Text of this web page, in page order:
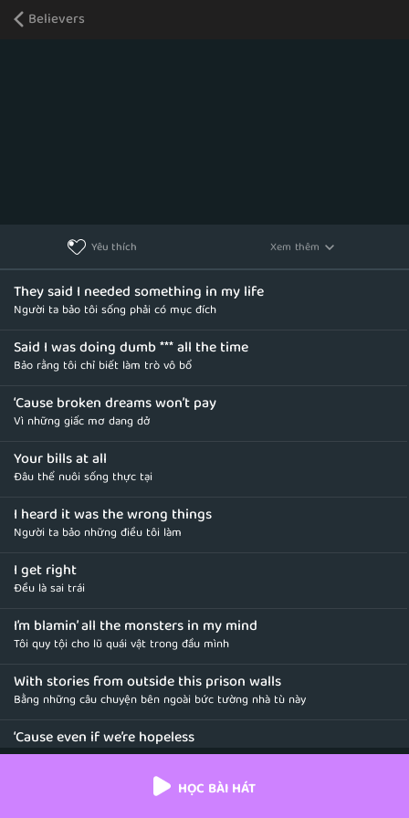
Believers
Yêu thích Xem thêm
They said I needed something in my life
Người ta bảo tôi sống phải có mục đích
Said I was doing dumb *** all the time
Bảo rằng tôi chỉ biết làm trò vô bổ
‘Cause broken dreams won’t pay
Vì những giấc mơ dang dở
Your bills at all
Đâu thể nuôi sống thực tại
I heard it was the wrong things
Người ta bảo những điều tôi làm
I get right
Đều là sai trái
I’m blamin’ all the monsters in my mind
Tôi quy tội cho lũ quái vật trong đầu mình
With stories from outside this prison walls
Bằng những câu chuyện bên ngoài bức tường nhà tù này
‘Cause even if we’re hopeless
Dù ngay cả khi ta tuyệt vọng
We know that this will hurtHỌC BÀI HÁT